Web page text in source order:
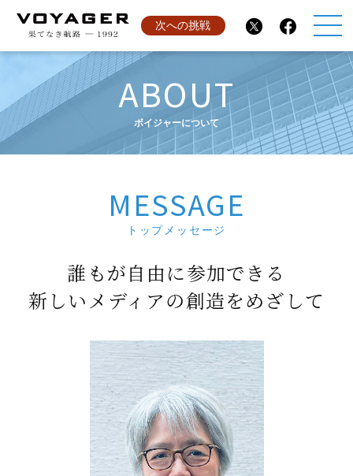
次への挑戦
ABOUT
ボイジャーについて
MESSAGE
トップメッセージ
誰もが自由に参加できる
新しいメディアの創造をめざして